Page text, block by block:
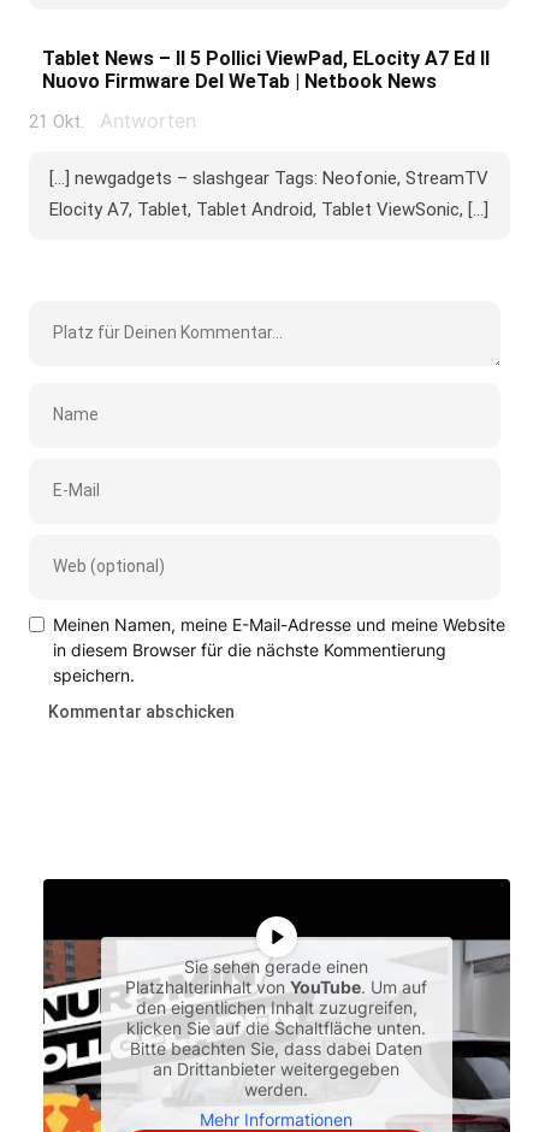
Tablet News – Il 5 Pollici ViewPad, ELocity A7 Ed Il
Nuovo Firmware Del WeTab | Netbook News
21 Okt. Antworten
[...] newgadgets – slashgear Tags: Neofonie, StreamTV
Elocity A7, Tablet, Tablet Android, Tablet ViewSonic, [...]
Meinen Namen, meine E-Mail-Adresse und meine Website
in diesem Browser für die nächste Kommentierung
speichern.
Sie sehen gerade einen
Platzhalterinhalt vonYouTube. Um auf
den eigentlichen Inhalt zuzugreifen,
klicken Sie auf die Schaltfläche unten.
Bitte beachten Sie, dass dabei Daten
an Drittanbieter weitergegeben
werden.
Mehr Informationen